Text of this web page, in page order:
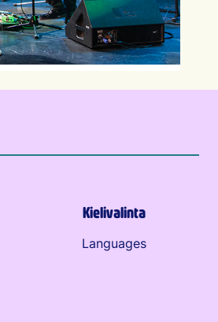
Kielivalinta
Languages